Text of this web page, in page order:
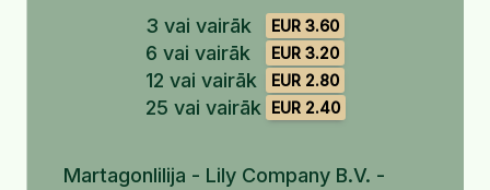
3 vai vairāk EUR 3.60
6 vai vairāk EUR 3.20
12 vai vairāk EUR 2.80
25 vai vairāk EUR 2.40
Martagonlilija - Lily Company B.V. -